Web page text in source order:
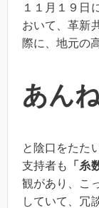
１１月１９日
おいて、革新
際に、地元の
あん
と陰口をたた
支持者も
「糸
観があり、こ
していて、冗